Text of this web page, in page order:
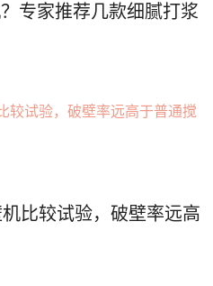
专家推荐几款细腻打浆
比较试验，破壁率远高